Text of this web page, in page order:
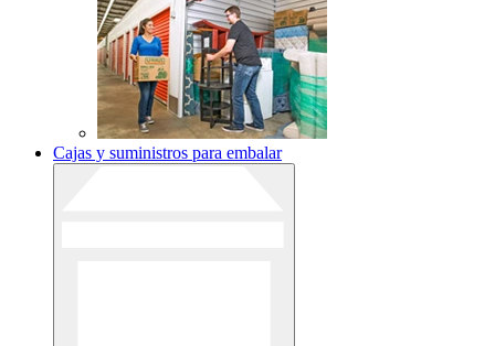
Cajas y suministros para embalar